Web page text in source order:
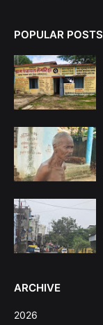
POPULAR POSTS
ARCHIVE
2026